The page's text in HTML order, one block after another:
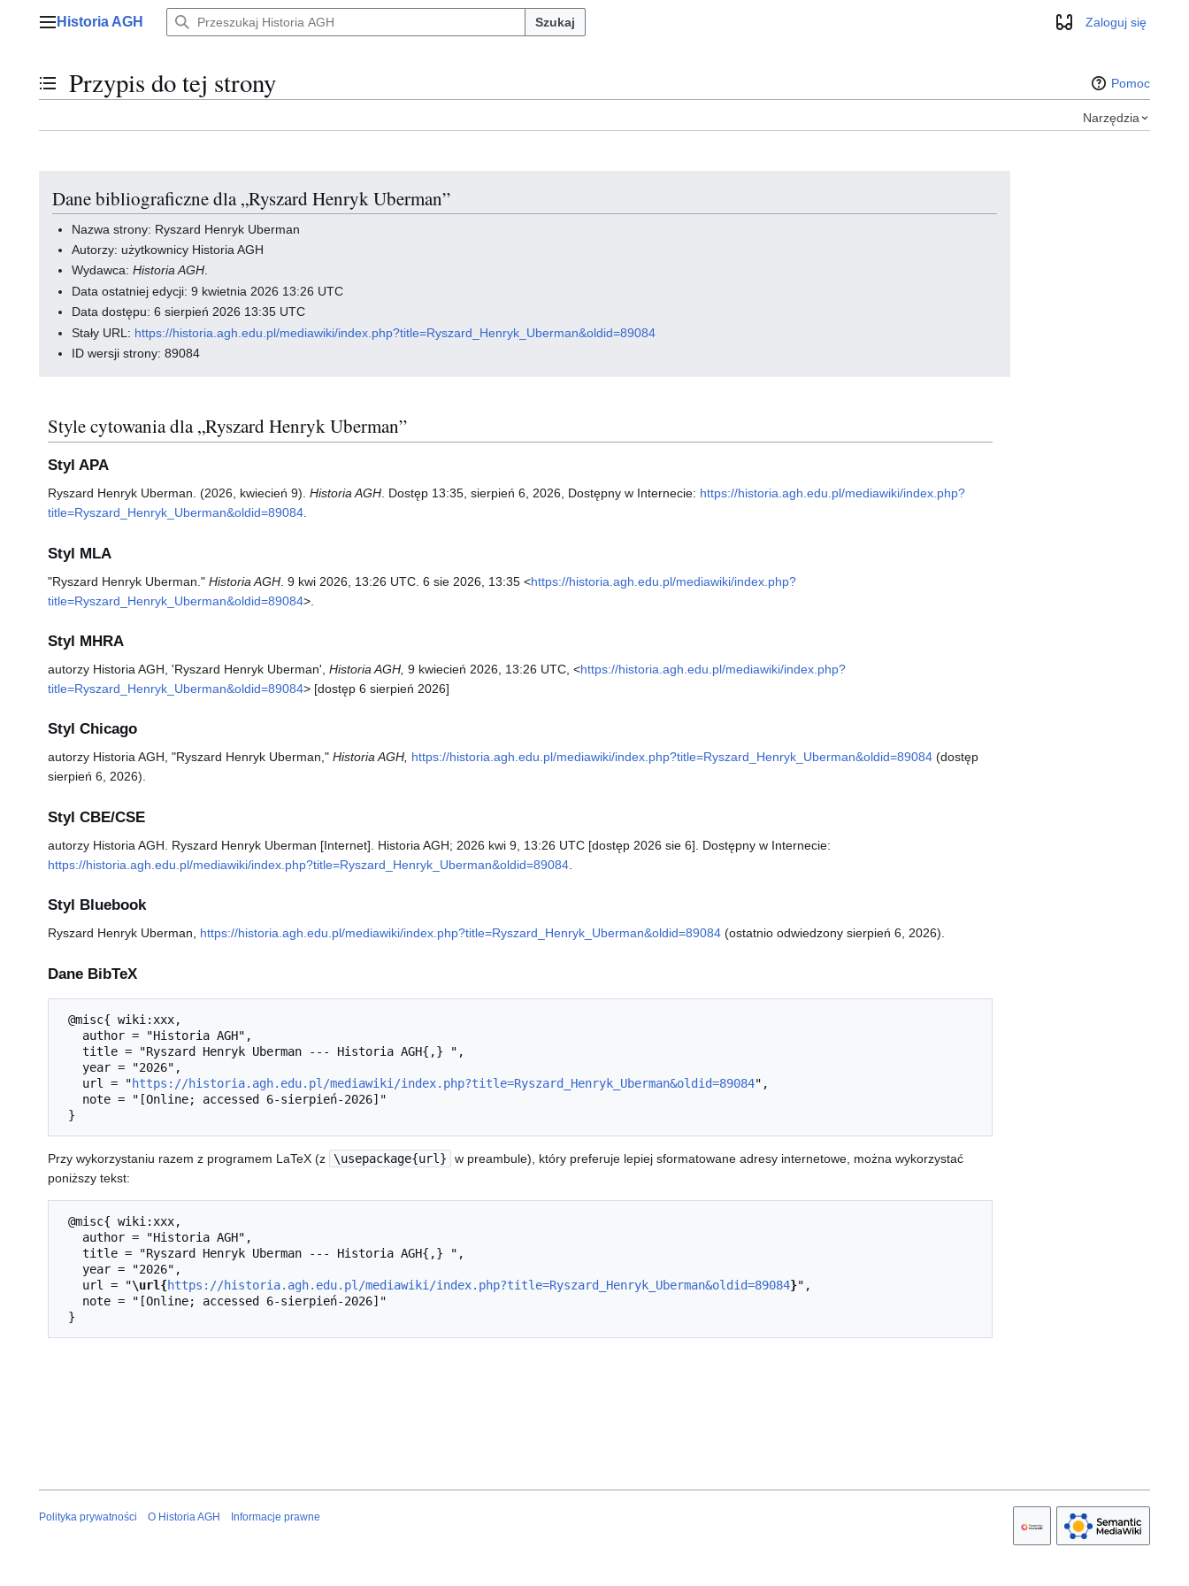
Menu główne
Historia AGH Szukaj WyglądZaloguj się
Przełącz stan spisu treści
Przypis do tej strony Pomoc
Narzędzia
Dane bibliograficzne dla „Ryszard Henryk Uberman”
Nazwa strony: Ryszard Henryk Uberman
Autorzy: użytkownicy Historia AGH
Wydawca:Historia AGH.
Data ostatniej edycji: 9 kwietnia 2026 13:26 UTC
Data dostępu: 6 sierpień 2026 13:35 UTC
Stały URL: https://historia.agh.edu.pl/mediawiki/index.php?title=Ryszard_Henryk_Uberman&oldid=89084
ID wersji strony: 89084
Style cytowania dla „Ryszard Henryk Uberman”
Styl APA
Ryszard Henryk Uberman. (2026, kwiecień 9). Historia AGH. Dostęp 13:35, sierpień 6, 2026, Dostępny w Internecie: https://historia.agh.edu.pl/mediawiki/index.php?
title=Ryszard_Henryk_Uberman&oldid=89084.
Styl MLA
"Ryszard Henryk Uberman." Historia AGH . 9 kwi 2026, 13:26 UTC. 6 sie 2026, 13:35 <https://historia.agh.edu.pl/mediawiki/index.php?
title=Ryszard_Henryk_Uberman&oldid=89084>.
Styl MHRA
autorzy Historia AGH, 'Ryszard Henryk Uberman', Historia AGH, 9 kwiecień 2026, 13:26 UTC, <https://historia.agh.edu.pl/mediawiki/index.php?
title=Ryszard_Henryk_Uberman&oldid=89084> [dostęp 6 sierpień 2026]
Styl Chicago
autorzy Historia AGH, "Ryszard Henryk Uberman," Historia AGH, https://historia.agh.edu.pl/mediawiki/index.php?title=Ryszard_Henryk_Uberman&oldid=89084 (dostęp
sierpień 6, 2026).
Styl CBE/CSE
autorzy Historia AGH. Ryszard Henryk Uberman [Internet]. Historia AGH; 2026 kwi 9, 13:26 UTC [dostęp 2026 sie 6]. Dostępny w Internecie:
https://historia.agh.edu.pl/mediawiki/index.php?title=Ryszard_Henryk_Uberman&oldid=89084
Styl Bluebook
Ryszard Henryk Uberman, https://historia.agh.edu.pl/mediawiki/index.php?title=Ryszard_Henryk_Uberman&oldid=89084 (ostatnio odwiedzony sierpień 6, 2026).
Dane BibTeX
   url = "
https://historia.agh.edu.pl/mediawiki/index.php?title=Ryszard_Henryk_Uberman&oldid=89084",
Przy wykorzystaniu razem z programem LaTeX (z \usepackage{url}
w preambule), który preferuje lepiej sformatowane adresy internetowe, można wykorzystać
poniższy tekst:
   url = "
\url{https://historia.agh.edu.pl/mediawiki/index.php?title=Ryszard_Henryk_Uberman&oldid=89084}",
Polityka prywatności O Historia AGH Informacje prawne